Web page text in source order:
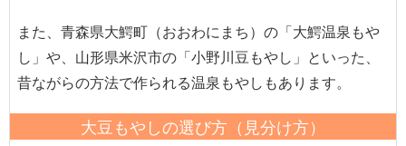
また、青森県大鰐町（おおわにまち）の「大鰐温泉もや
し」や、山形県米沢市の「小野川豆もやし」といった、
昔ながらの方法で作られる温泉もやしもあります。
大豆もやしの選び方（見分け方）